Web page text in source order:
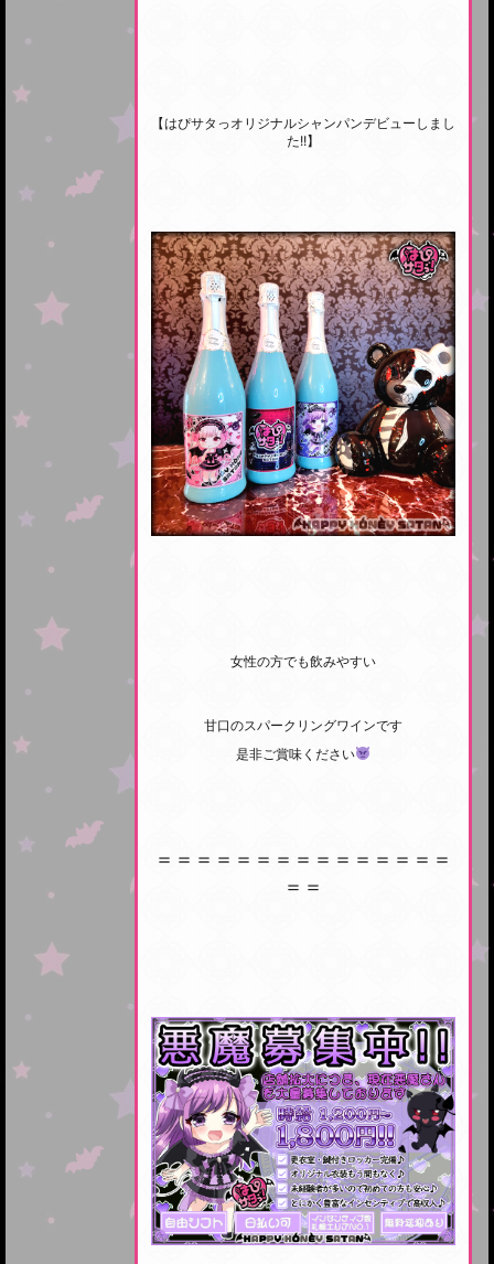
【はぴサタっオリジナルシャンパンデビューしまし
た!!】
女性の方でも飲みやすい
甘口のスパークリングワインです
是非ご賞味ください
＝＝＝＝＝＝＝＝＝＝＝＝＝＝＝
＝＝